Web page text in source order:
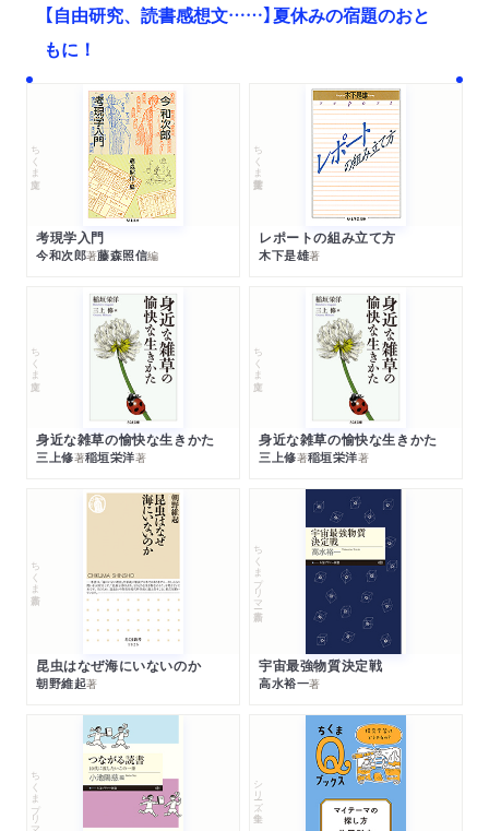
【自由研究、読書感想文……】夏休みの宿題のおと
もに！
ちくま文庫
考現学入門
今和次郎著藤森照信編
ちくま学芸文庫
レポートの組み立て方
木下是雄著
ちくま文庫
身近な雑草の愉快な生きかた
三上修著稲垣栄洋著
ちくま文庫
身近な雑草の愉快な生きかた
三上修著稲垣栄洋著
ちくま新書
昆虫はなぜ海にいないのか
朝野維起著
ちくまプリマー新書
宇宙最強物質決定戦
高水裕一著
ちくまプリマー新書 シリーズ・全集